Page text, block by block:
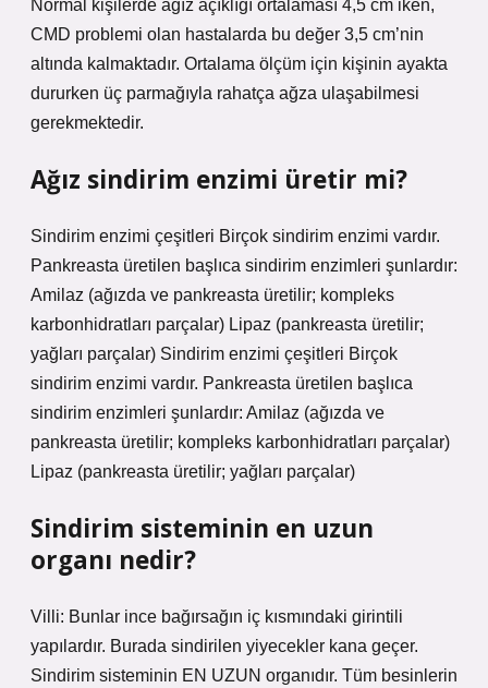
Normal kişilerde ağız açıklığı ortalaması 4,5 cm iken,
CMD problemi olan hastalarda bu değer 3,5 cm’nin
altında kalmaktadır. Ortalama ölçüm için kişinin ayakta
dururken üç parmağıyla rahatça ağza ulaşabilmesi
gerekmektedir.
Ağız sindirim enzimi üretir mi?
Sindirim enzimi çeşitleri Birçok sindirim enzimi vardır.
Pankreasta üretilen başlıca sindirim enzimleri şunlardır:
Amilaz (ağızda ve pankreasta üretilir; kompleks
karbonhidratları parçalar) Lipaz (pankreasta üretilir;
yağları parçalar) Sindirim enzimi çeşitleri Birçok
sindirim enzimi vardır. Pankreasta üretilen başlıca
sindirim enzimleri şunlardır: Amilaz (ağızda ve
pankreasta üretilir; kompleks karbonhidratları parçalar)
Lipaz (pankreasta üretilir; yağları parçalar)
Sindirim sisteminin en uzun
organı nedir?
Villi: Bunlar ince bağırsağın iç kısmındaki girintili
yapılardır. Burada sindirilen yiyecekler kana geçer.
Sindirim sisteminin EN UZUN organıdır. Tüm besinlerin